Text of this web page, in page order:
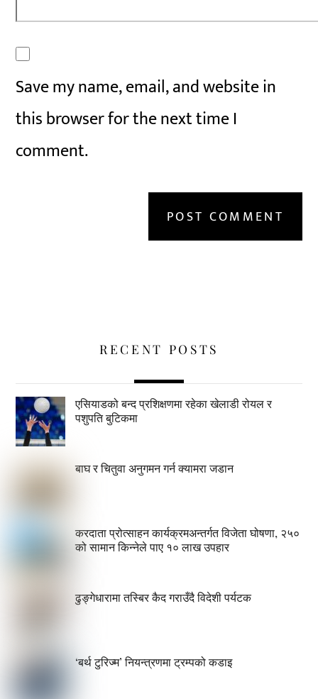
Save my name, email, and website in
this browser for the next time I
comment.
RECENT POSTS
एसियाडको बन्द प्रशिक्षणमा रहेका खेलाडी रोयल र
पशुपति बुटिकमा
बाघ र चितुवा अनुगमन गर्न क्यामरा जडान
करदाता प्रोत्साहन कार्यक्रमअन्तर्गत विजेता घोषणा, २५०
को सामान किन्नेले पाए १० लाख उपहार
ढुङ्गेधारामा तस्बिर कैद गराउँदै विदेशी पर्यटक
‘बर्थ टुरिज्म’ नियन्त्रणमा ट्रम्पको कडाइ